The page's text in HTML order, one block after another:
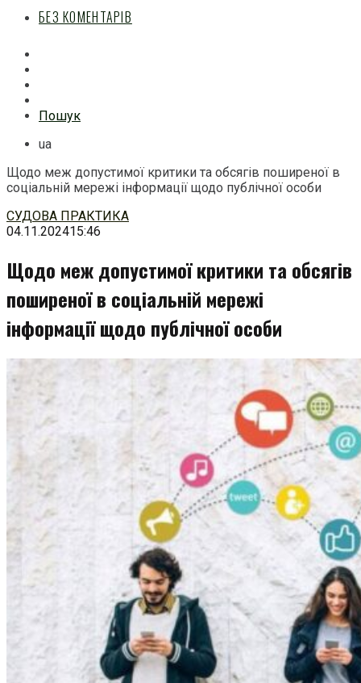
БЕЗ КОМЕНТАРІВ
Пошук
ua
Щодо меж допустимої критики та обсягів поширеної в
соціальній мережі інформації щодо публічної особи
Перейти
до
СУДОВА ПРАКТИКА
04.11.202415:46
Щодо меж допустимої критики та обсягів
поширеної в соціальній мережі
інформації щодо публічної особи